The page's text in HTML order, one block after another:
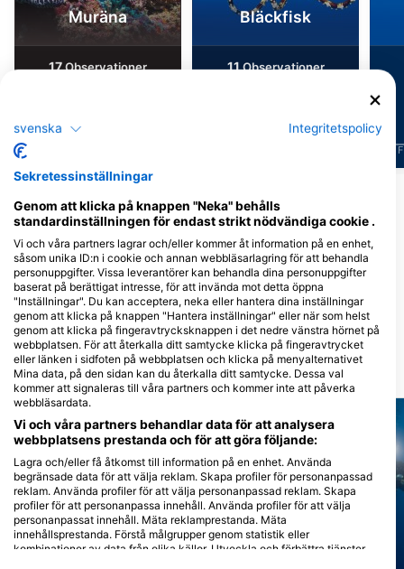
Muräna
17Observationer
Bläckfisk
11Observationer
F
Dykcenter som serverar denna
dykplats
Deep Blue Diving
Miline 120, 22203 Rogoznica,
Kroatien
Närliggande Dykplatser
svenska Integritetspolicy
Sekretessinställningar
Genom att klicka på knappen "Neka" behålls
standardinställningen för endast strikt nödvändiga cookie .
Vi och våra partners lagrar och/eller kommer åt information på en enhet,
såsom unika ID:n i cookie och annan webbläsarlagring för att behandla
personuppgifter. Vissa leverantörer kan behandla dina personuppgifter
baserat på berättigat intresse, för att invända mot detta öppna
"Inställningar". Du kan acceptera, neka eller hantera dina inställningar
genom att klicka på knappen "Hantera inställningar" eller när som helst
genom att klicka på fingeravtrycksknappen i det nedre vänstra hörnet på
webbplatsen. För att återkalla ditt samtycke klicka på fingeravtrycket
eller länken i sidfoten på webbplatsen och klicka på menyalternativet
Mina data, på den sidan kan du återkalla ditt samtycke. Dessa val
kommer att signaleras till våra partners och kommer inte att påverka
webbläsardata.
Vi och våra partners behandlar data för att analysera
webbplatsens prestanda och för att göra följande:
Lagra och/eller få åtkomst till information på en enhet. Använda
begränsade data för att välja reklam. Skapa profiler för personanpassad
reklam. Använda profiler för att välja personanpassad reklam. Skapa
profiler för att personanpassa innehåll. Använda profiler för att välja
personanpassat innehåll. Mäta reklamprestanda. Mäta
innehållsprestanda. Förstå målgrupper genom statistik eller
kombinationer av data från olika källor. Utveckla och förbättra tjänster.